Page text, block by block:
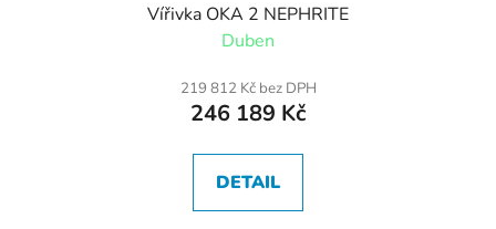
Vířivka OKA 2 NEPHRITE
Duben
219 812 Kč bez DPH
246 189 Kč
DETAIL